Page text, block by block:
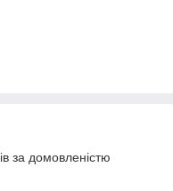
за домовленістю